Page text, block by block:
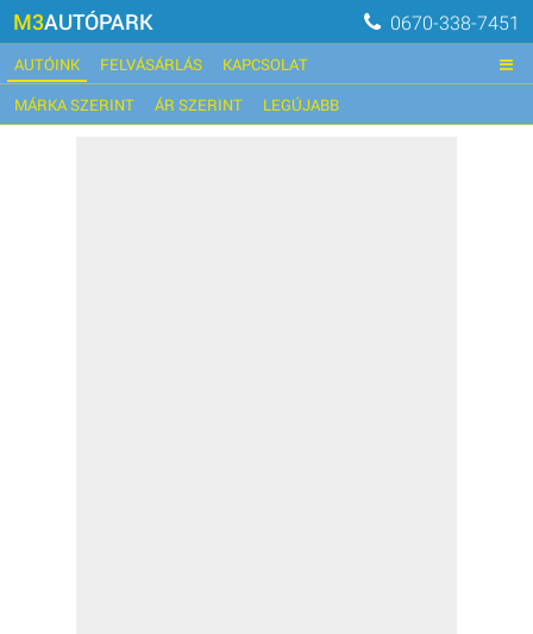
M3AUTÓPARK 0670-338-7451
AUTÓINK FELVÁSÁRLÁS
KAPCSOLAT
MÁRKA SZERINT
ÁR SZERINT LEGÚJABB